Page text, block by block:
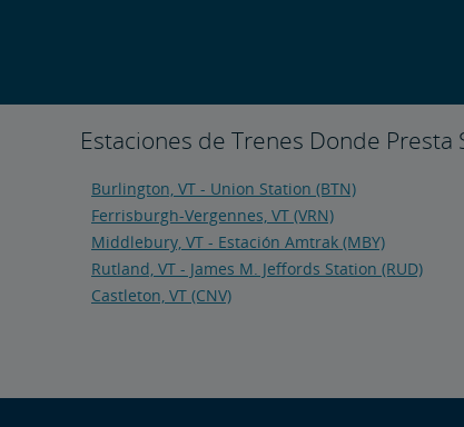
Estaciones de Trenes Donde Presta
Burlington, VT - Union Station (BTN)
Ferrisburgh-Vergennes, VT (VRN)
Middlebury, VT - Estación Amtrak (MBY)
Rutland, VT - James M. Jeffords Station (RUD)
Castleton, VT (CNV)